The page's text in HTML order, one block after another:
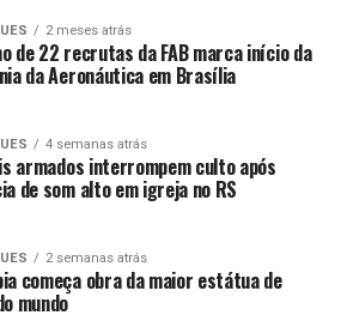
2 meses atrás
de 22 recrutas da FAB marca início da
da Aeronáutica em Brasília
4 semanas atrás
armados interrompem culto após
de som alto em igreja no RS
2 semanas atrás
começa obra da maior estátua de
mundo